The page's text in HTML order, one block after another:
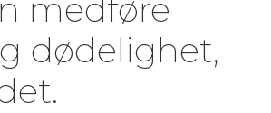
medføre
dødelighet,